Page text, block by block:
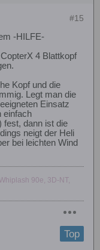
#15
-HILFE-
4 Blattkopf
Kopf und die
Legt man die
Einsatz
einfach
fest, dann ist die
neigt der Heli
bei leichten Wind
90e, 3D-NT,
Top